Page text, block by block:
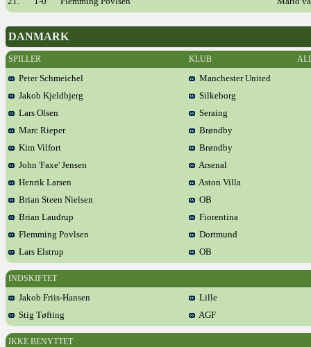
DANMARK
SPILLER KLUB
Peter Schmeichel
Manchester United
Jakob Kjeldbjerg
Silkeborg
Lars Olsen
Seraing
Marc Rieper
Brøndby
Kim Vilfort
Brøndby
John 'Faxe' Jensen
Arsenal
Henrik Larsen
Aston Villa
Brian Steen Nielsen
OB
Brian Laudrup
Fiorentina
Flemming Povlsen
Dortmund
Lars Elstrup
OB
INDSKIFTET
Jakob Friis-Hansen
Lille
Stig Tøfting
AGF
IKKE BENYTTET